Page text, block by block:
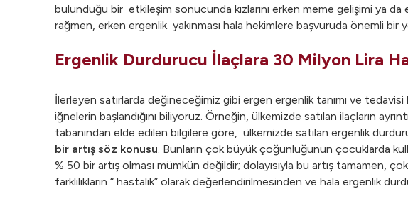
bulunduğu bir etkileşim sonucunda kızlarını erken meme gelişimi ya
rağmen, erken ergenlik yakınması hala hekimlere başvuruda önemli
Ergenlik Durdurucu İlaçlara 30 Milyon Lira
İlerleyen satırlarda değineceğimiz gibi ergen ergenlik tanımı ve
iğnelerin başlandığını biliyoruz. Örneğin, ülkemizde satılan ilaçların
tabanından elde edilen bilgilere göre, ülkemizde satılan ergenlik
bir artış söz konusu. Bunların çok büyük çoğunluğunun çocuklarda
% 50 bir artış olması mümkün değildir; dolayısıyla bu artış tamamen,
farklılıkların “ hastalık” olarak değerlendirilmesinden ve hala ergenlik